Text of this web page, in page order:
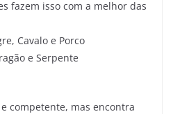
fazem isso com a melhor das
Cavalo e Porco
e Serpente
competente, mas encontra